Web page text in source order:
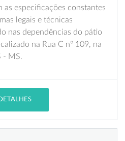
especificações constantes
legais e técnicas
nas dependências do pátio
na Rua C nº 109, na
- MS.